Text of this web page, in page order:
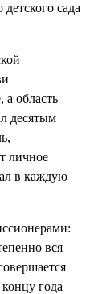
сада
а область
десятым
личное
в каждую
вся
года